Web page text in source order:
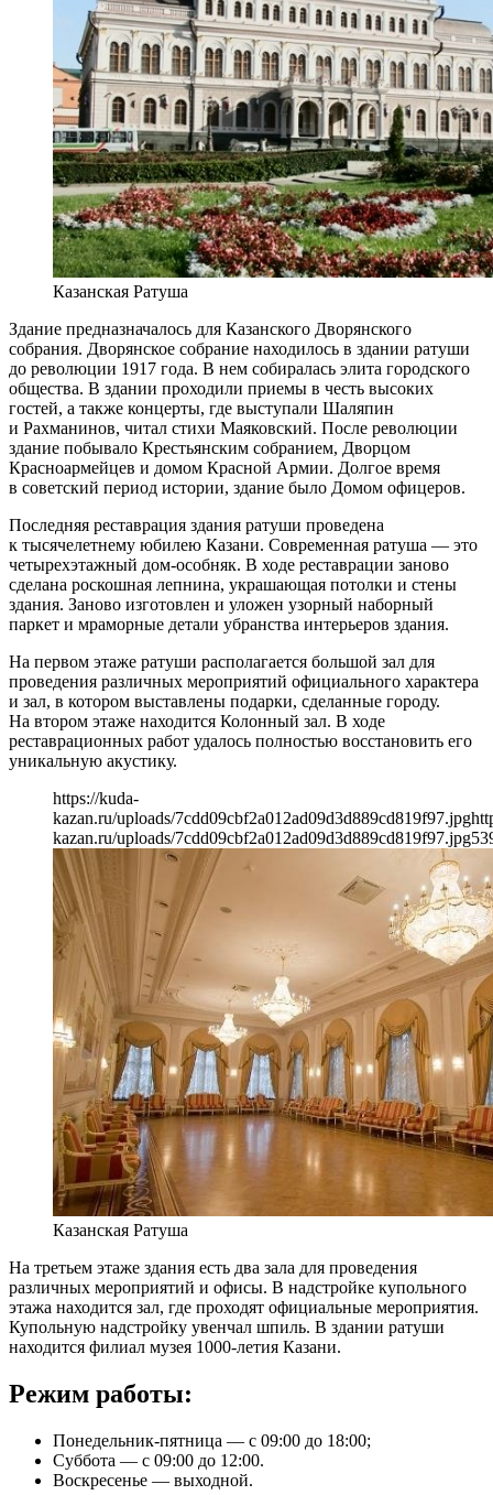
Казанская Ратуша
Здание предназначалось для Казанского Дворянского
собрания. Дворянское собрание находилось в здании ратуши
до революции 1917 года. В нем собиралась элита городского
общества. В здании проходили приемы в честь высоких
гостей, а также концерты, где выступали Шаляпин
и Рахманинов, читал стихи Маяковский. После революции
здание побывало Крестьянским собранием, Дворцом
Красноармейцев и домом Красной Армии. Долгое время
в советский период истории, здание было Домом офицеров.
Последняя реставрация здания ратуши проведена
к тысячелетнему юбилею Казани. Современная ратуша — это
четырехэтажный дом-особняк. В ходе реставрации заново
сделана роскошная лепнина, украшающая потолки и стены
здания. Заново изготовлен и уложен узорный наборный
паркет и мраморные детали убранства интерьеров здания.
На первом этаже ратуши располагается большой зал для
проведения различных мероприятий официального характера
и зал, в котором выставлены подарки, сделанные городу.
На втором этаже находится Колонный зал. В ходе
реставрационных работ удалось полностью восстановить его
уникальную акустику.
https://kuda-
kazan.ru/uploads/7cdd09cbf2a012ad09d3d889cd819f97.jpg
kazan.ru/uploads/7cdd09cbf2a012ad09d3d889cd819f97.jpg
Казанская Ратуша
На третьем этаже здания есть два зала для проведения
различных мероприятий и офисы. В надстройке купольного
этажа находится зал, где проходят официальные мероприятия.
Купольную надстройку увенчал шпиль. В здании ратуши
находится филиал музея 1000-летия Казани.
Режим работы:
Понедельник-пятница — с 09:00 до 18:00;
Суббота — с 09:00 до 12:00.
Воскресенье — выходной.